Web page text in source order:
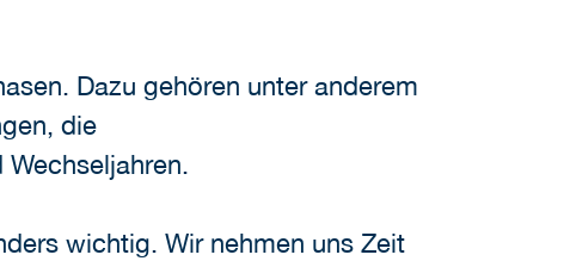
Dazu gehören unter anderem
die
wichtig. Wir nehmen uns Zeit